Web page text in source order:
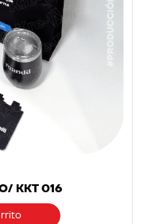
KKT 016